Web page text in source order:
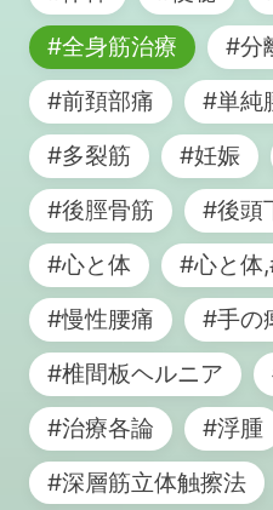
#全身筋治療
#分
#前頚部痛
#単純
#多裂筋
#妊娠
#後脛骨筋
#後頭
#心と体
#心と体
#慢性腰痛
#手の
#椎間板ヘルニア
#治療各論
#浮腫
#深層筋立体触擦法